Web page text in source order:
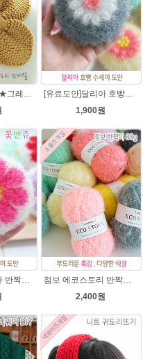
네키목도리뜨기★그레이스메리노울 미니목도리뜨기
[유료도안]달리아 호빵수세미뜨기 도안(수세미실은 옵션에서 추가구매 가능)/꽃수세미도안 /별호빵수세미처럼 예쁜수세미뜨기/빤짝이수세미실/웰빙수세미실/고급수세미실/데이지 반짝이수세미
1,900원
[유료도안]꽃만쥬 반짝이수세미 코바늘뜨기도안 /수세미뜨기/수세미실/반짝이수세미/반짝이실/수세미실 웰빙수세미 퐁퐁수세미 식빵 코바늘수세미
점보 에코스토리 반짝이 80g 대용량 수세미뜨기 뜨개실 친환경소품 뜨개질실//웰빙수세미실/반짝이수세미실/반짝이뜨개실/ 수세미실/대용량수세미/빤짝이실
2,400원